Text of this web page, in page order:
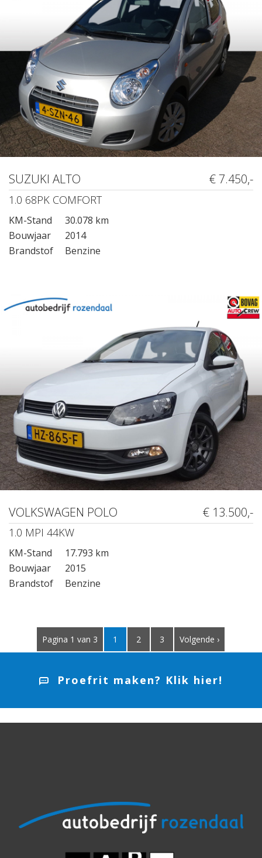
SUZUKI ALTO € 7.450,-
1.0 68PK COMFORT
KM-Stand
30.078 km
Bouwjaar
2014
Brandstof
Benzine
VOLKSWAGEN POLO € 13.500,-
1.0 MPI 44KW
KM-Stand
17.793 km
Bouwjaar
2015
Brandstof
Benzine
Pagina 1 van 3 1 2 3 Volgende ›
Proefrit maken? Klik hier!